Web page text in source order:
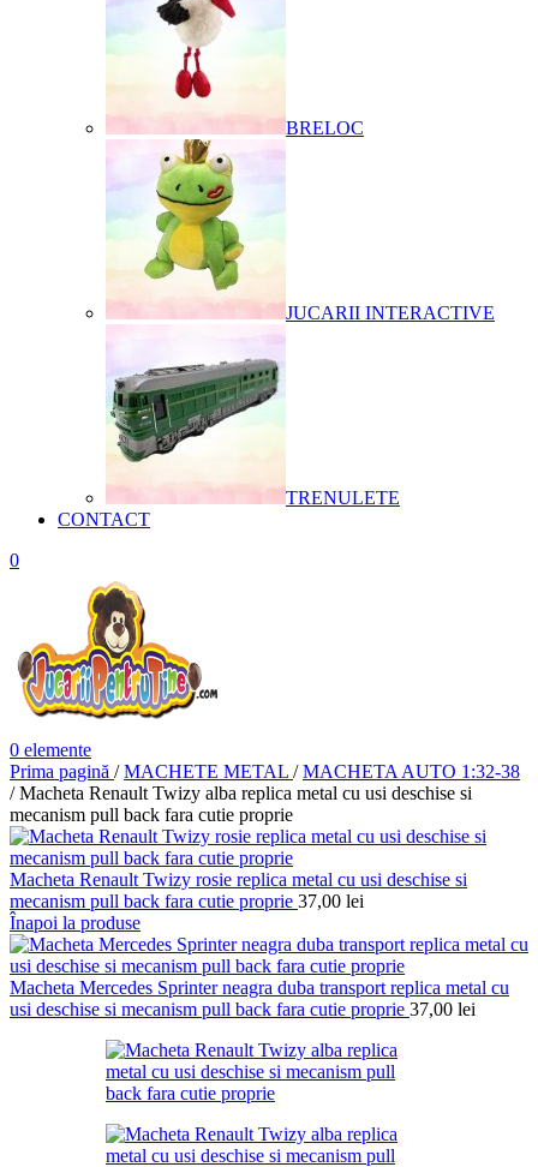
BRELOC
JUCARII INTERACTIVE
TRENULETE
CONTACT
0
0 elemente
Prima pagină / MACHETE METAL / MACHETA AUTO 1:32-38
/ Macheta Renault Twizy alba replica metal cu usi deschise si
mecanism pull back fara cutie proprie
Macheta Renault Twizy rosie replica metal cu usi deschise si
mecanism pull back fara cutie proprie 37,00 lei
Înapoi la produse
Macheta Mercedes Sprinter neagra duba transport replica metal cu
usi deschise si mecanism pull back fara cutie proprie 37,00 lei